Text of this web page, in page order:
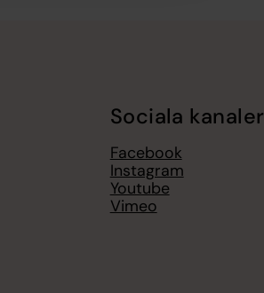
Sociala kanaler
Facebook
Instagram
Youtube
Vimeo